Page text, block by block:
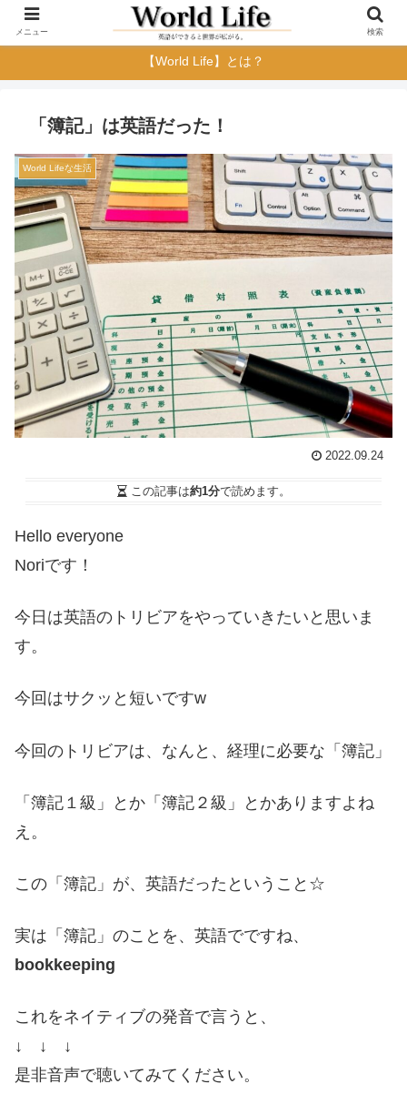
【World Life】とは？
「簿記」は英語だった！
World Lifeな生活
2022.09.24
この記事は約1分で読めます。
Hello everyone
Noriです！
今日は英語のトリビアをやっていきたいと思いま
す。
今回はサクッと短いですw
今回のトリビアは、なんと、経理に必要な「簿記」
「簿記１級」とか「簿記２級」とかありますよね
え。
この「簿記」が、英語だったということ☆
実は「簿記」のことを、英語でですね、
bookkeeping
これをネイティブの発音で言うと、
↓ ↓ ↓
是非音声で聴いてみてください。
メニュー 検索